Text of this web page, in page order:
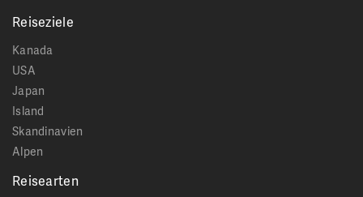
Reiseziele
Kanada
USA
Japan
Island
Skandinavien
Alpen
Reisearten